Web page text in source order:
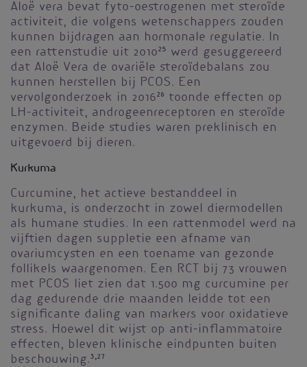
Aloë vera bevat fyto-oestrogenen met steroïde
activiteit, die volgens wetenschappers zouden
kunnen bijdragen aan hormonale regulatie. In
een rattenstudie uit 201025 werd gesuggereerd
dat Aloë Vera de ovariële steroïdebalans zou
kunnen herstellen bij PCOS. Een
vervolgonderzoek in 201626 toonde effecten op
LH-activiteit, androgeenreceptoren en steroïde
enzymen. Beide studies waren preklinisch en
uitgevoerd bij dieren.
Kurkuma
Curcumine, het actieve bestanddeel in
kurkuma, is onderzocht in zowel diermodellen
als humane studies. In een rattenmodel werd na
vijftien dagen suppletie een afname van
ovariumcysten en een toename van gezonde
follikels waargenomen. Een RCT bij 73 vrouwen
met PCOS liet zien dat 1.500 mg curcumine per
dag gedurende drie maanden leidde tot een
significante daling van markers voor oxidatieve
stress. Hoewel dit wijst op anti-inflammatoire
effecten, bleven klinische eindpunten buiten
beschouwing.3,27